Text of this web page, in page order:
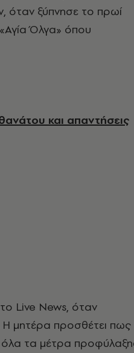
όταν ξύπνησε το πρωί
Όλγα» όπου
και απαντήσεις
Live News, όταν
Η μητέρα προσθέτει πως
όλα τα μέτρα